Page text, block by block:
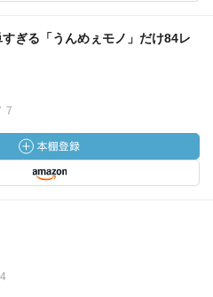
ぎる「うんめぇモノ」だけ84レ
7
4